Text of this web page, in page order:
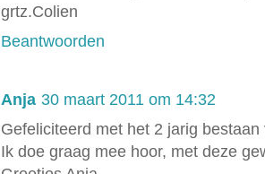
grtz.Colien
Beantwoorden
Anja 30 maart 2011 om 14:32
Gefeliciteerd met het 2 jarig bestaan
Ik doe graag mee hoor, met deze